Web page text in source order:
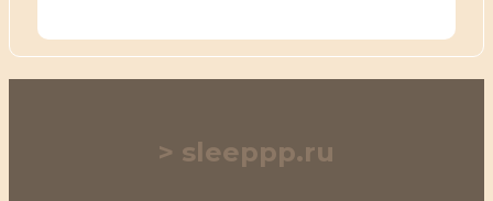
sleeppp.ru